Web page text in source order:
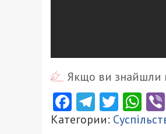
Якщо ви знайшли
Facebook
Telegram
Категории: